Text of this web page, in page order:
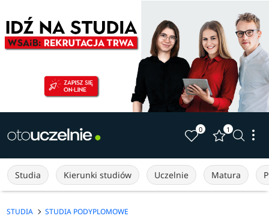
0 1
Studia Kierunki studiów Uczelnie Matura
STUDIA STUDIA PODYPLOMOWE